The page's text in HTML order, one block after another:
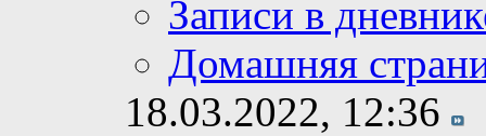
Записи в
Домашняя
18.03.2022, 12:36